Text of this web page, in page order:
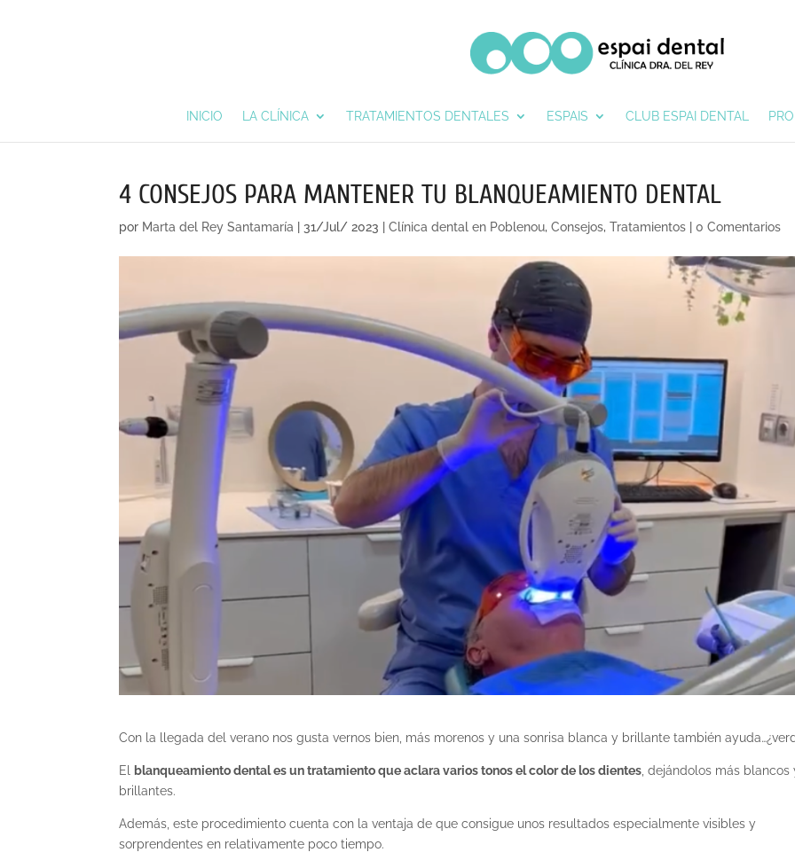
INICIO LA CLÍNICA TRATAMIENTOS DENTALES ESPAIS CLUB ESPAI DENTAL
4 CONSEJOS PARA MANTENER TU BLANQUEAMIENTO DENTAL
por Marta del Rey Santamaría |31/Jul/ 2023 |Clínica dental en Poblenou,Consejos,Tratamientos |0 Comentarios
Con la llegada del verano nos gusta vernos bien, más morenos y una sonrisa blanca y brillante también
El blanqueamiento dental es un tratamiento que aclara varios tonos el color de los dientes , dejándolos más blancos
brillantes.
Además, este procedimiento cuenta con la ventaja de que consigue unos resultados especialmente visibles y
sorprendentes en relativamente poco tiempo.